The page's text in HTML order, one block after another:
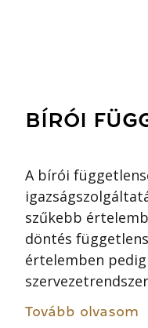
BÍRÓI
A bírói
szűkebb
döntés
értelemben
Tovább olvasom